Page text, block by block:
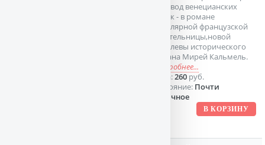
хоровод венецианских
масок - в романе
популярной французской
писательницы,новой
королевы исторического
романа Мирей Кальмель.
подробнее...
Цена:260руб.
Состояние: Почти
отличное